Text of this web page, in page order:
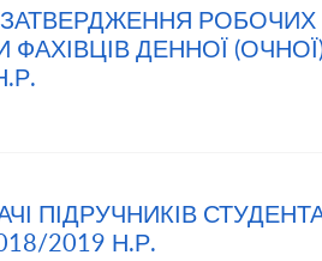
РОБОЧИХ
ФАХІВЦІВ ДЕННОЇ
ПІДРУЧНИКІВ
2019 Н.Р.